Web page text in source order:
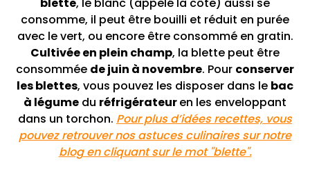
consomme, il peut être bouilli et réduit en purée
avec le vert, ou encore être consommé en gratin.
Cultivée en plein champ, la blette peut être
consommée de juin à novembre. Pour conserver
les blettes, vous pouvez les disposer dans le bac
à légume du réfrigérateuren les enveloppant
dans un torchon. Pour plus d’idées recettes, vous
pouvez retrouver nos astuces culinaires sur notre
blog en cliquant sur le mot "blette".